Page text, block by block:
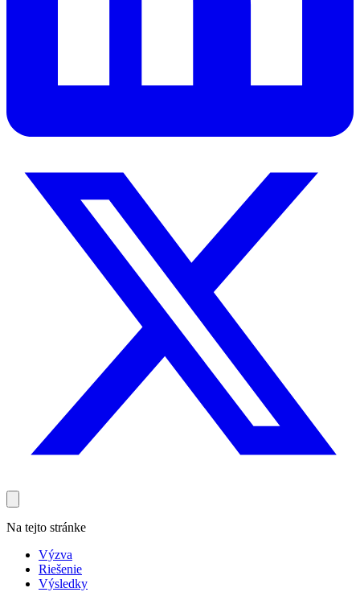
Na tejto stránke
Výzva
Riešenie
Výsledky